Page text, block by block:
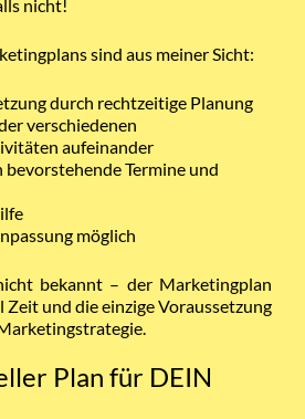
nicht!
sind aus meiner Sicht:
durch rechtzeitige Planung
verschiedenen
aufeinander
bevorstehende Termine und
möglich
bekannt – der Marketingplan
Zeit und die einzige Voraussetzung
Plan für DEIN